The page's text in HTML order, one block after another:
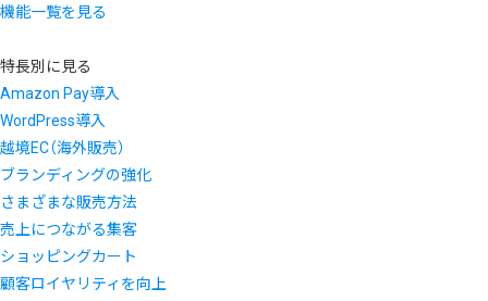
機能一覧を見る
特長別に見る
Amazon Pay導入
WordPress導入
越境EC（海外販売）
ブランディングの強化
さまざまな販売方法
売上につながる集客
ショッピングカート
顧客ロイヤリティを向上